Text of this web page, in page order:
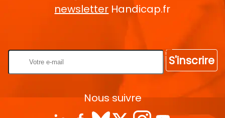
newsletter Handicap.fr
S'inscrire
Nous suivre